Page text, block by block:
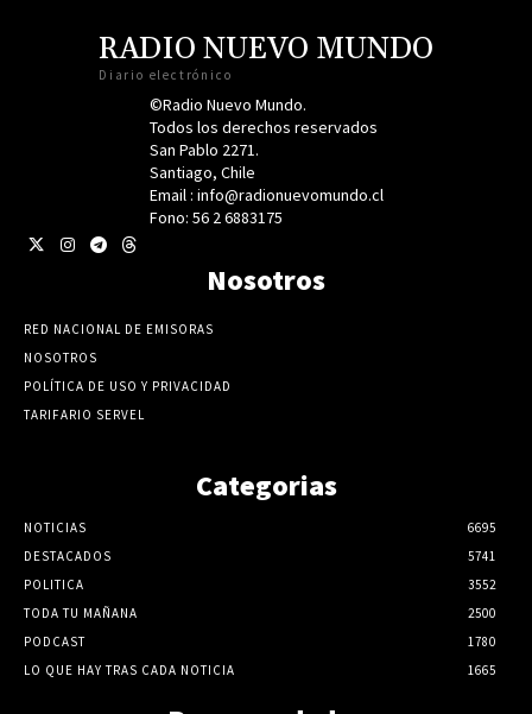
RADIO NUEVO MUNDO
Diario electrónico
©Radio Nuevo Mundo.
Todos los derechos reservados
San Pablo 2271.
Santiago, Chile
Email : info@radionuevomundo.cl
Fono: 56 2 6883175
Nosotros
RED NACIONAL DE EMISORAS
NOSOTROS
POLÍTICA DE USO Y PRIVACIDAD
TARIFARIO SERVEL
Categorias
NOTICIAS
6695
DESTACADOS
5741
POLITICA
3552
TODA TU MAÑANA
2500
PODCAST
1780
LO QUE HAY TRAS CADA NOTICIA
1665